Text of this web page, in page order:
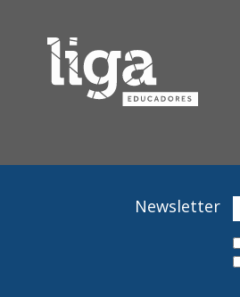
Newsletter